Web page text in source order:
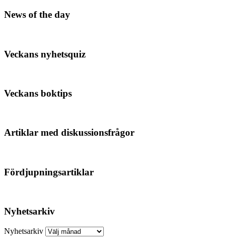
News of the day
Veckans nyhetsquiz
Veckans boktips
Artiklar med diskussionsfrågor
Fördjupningsartiklar
Nyhetsarkiv
Nyhetsarkiv